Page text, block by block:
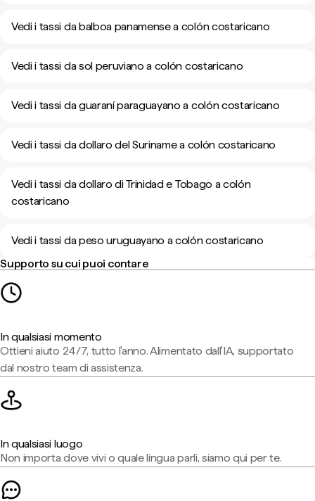
Vedi i tassi da balboa panamense a colón costaricano
Vedi i tassi da sol peruviano a colón costaricano
Vedi i tassi da guaraní paraguayano a colón costaricano
Vedi i tassi da dollaro del Suriname a colón costaricano
Vedi i tassi da dollaro di Trinidad e Tobago a colón
costaricano
Vedi i tassi da peso uruguayano a colón costaricano
Supporto su cui puoi contare
In qualsiasi momento
Ottieni aiuto 24/7, tutto l'anno. Alimentato dall'IA, supportato
dal nostro team di assistenza.
In qualsiasi luogo
Non importa dove vivi o quale lingua parli, siamo qui per te.